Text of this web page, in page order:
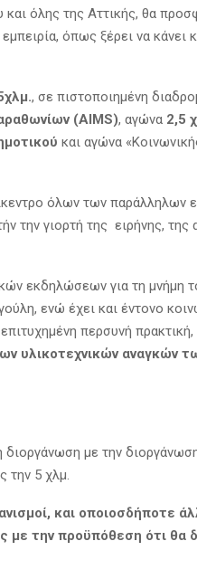
όλης της Αττικής, θα
όπως ξέρει να κάνει
, σε πιστοποιημένη
(AIMS), αγώνα 2,5
και αγώνα
όλων των
την γιορτή της ειρήνης, της
εκδηλώσεων για τη μνήμη
ενώ έχει και έντονο
περσυνή πρακτική,
υλικοτεχνικών αναγκών
διοργάνωση με την
την 5 χλμ.
και οποιοσδήποτε
με την προϋπόθεση ότι θα